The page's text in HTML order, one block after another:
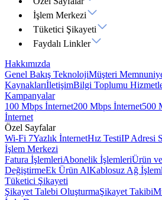
İşlem Merkezi
Tüketici Şikayeti
Faydalı Linkler
Hakkımızda
Genel Bakış TeknolojiMüşteri
KaynaklarıİletişimBilgi Toplumu
Kampanyalar
100 Mbps İnternet200 Mbps İnternet500
İnternet
Özel Sayfalar
Wi-Fi 7Yazlık İnternetHız TestiIP Adresi
İşlem Merkezi
Fatura İşlemleriAbonelik İşlemleriÜrün
DeğiştirmeEk Ürün AlKablosuz Ağ
Tüketici Şikayeti
Şikayet Talebi OluşturmaŞikayet Takibi